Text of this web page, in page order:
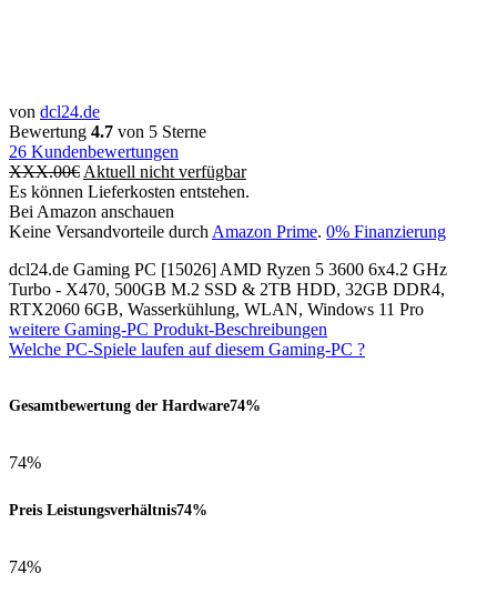
von dcl24.de
Bewertung 4.7 von 5 Sterne
26 Kundenbewertungen
XXX.00€ Aktuell nicht verfügbar
Es können Lieferkosten entstehen.
Bei Amazon anschauen
Keine Versandvorteile durch Amazon Prime. 0% Finanzierung
dcl24.de Gaming PC [15026] AMD Ryzen 5 3600 6x4.2 GHz
Turbo - X470, 500GB M.2 SSD & 2TB HDD, 32GB DDR4,
RTX2060 6GB, Wasserkühlung, WLAN, Windows 11 Pro
weitere Gaming-PC Produkt-Beschreibungen
Welche PC-Spiele laufen auf diesem Gaming-PC ?
Gesamtbewertung der Hardware74%
74%
Preis Leistungsverhältnis74%
74%